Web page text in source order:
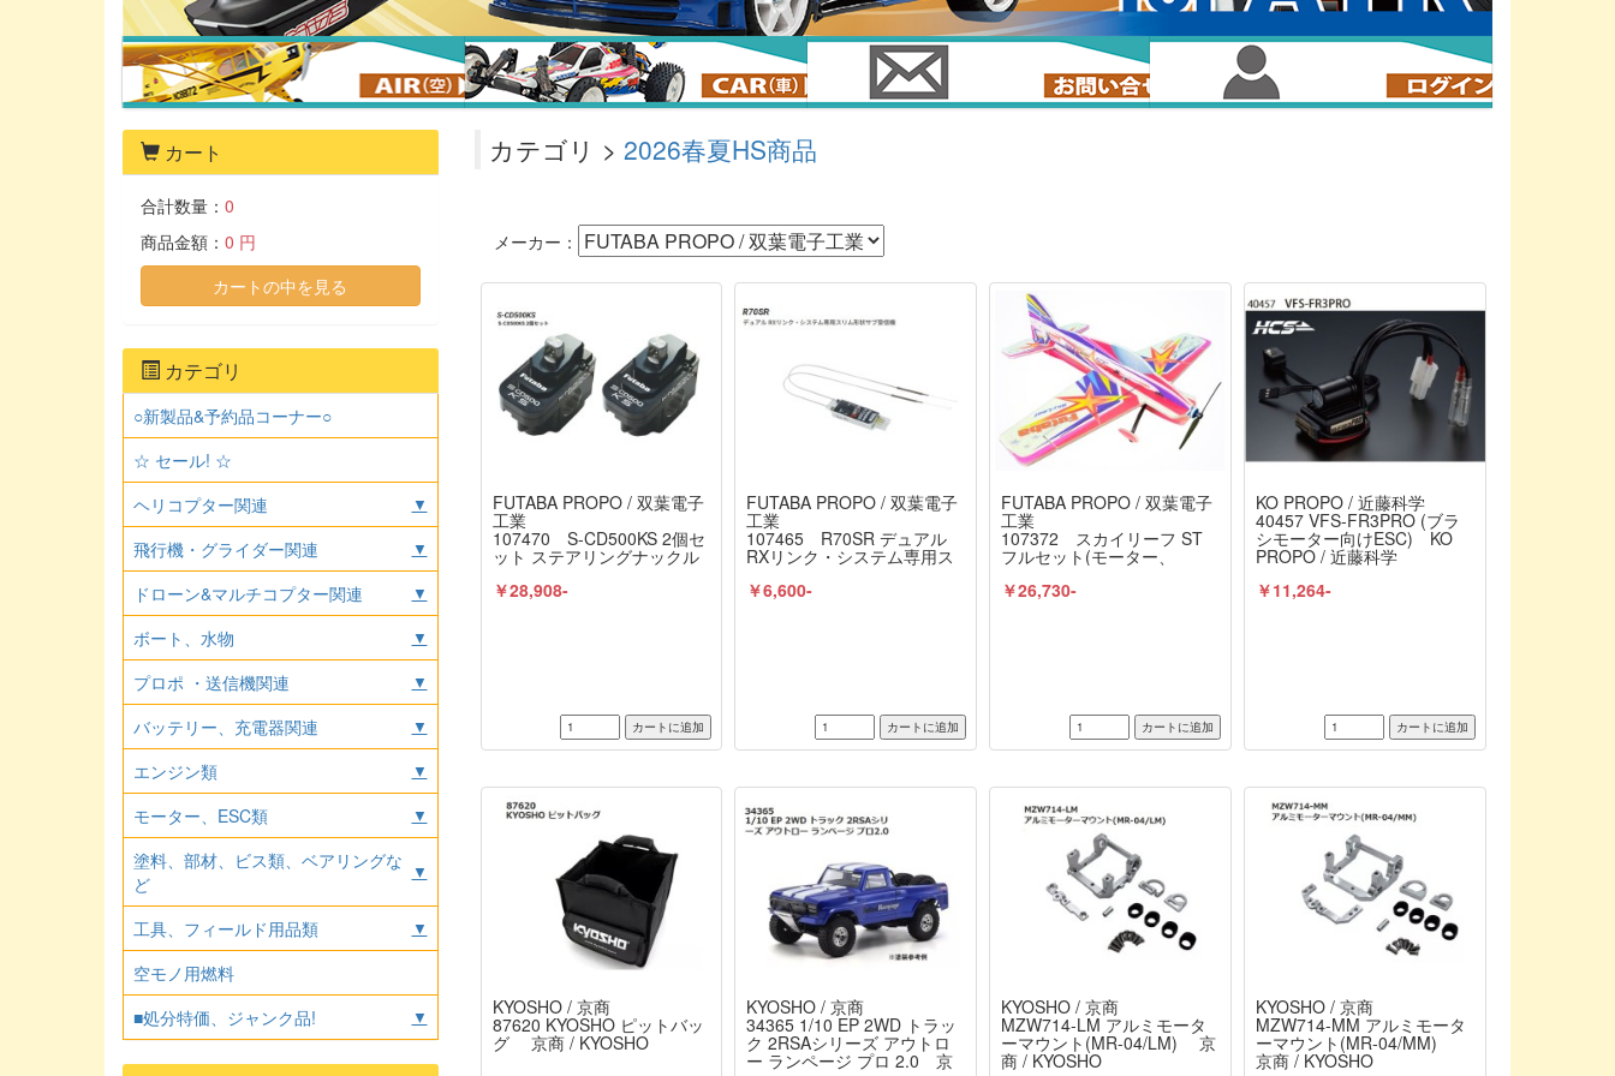
カテゴリ > 2026春夏HS商品
メーカー：
FUTABA PROPO / 双葉電子
工業
107470 S-CD500KS 2個セ
ット ステアリングナックル
FUTABA
￥28,908-
FUTABA PROPO / 双葉電子
工業
107465 R70SR デュアル
RXリンク・システム専用ス
￥6,600-
FUTABA PROPO / 双葉電子
工業
107372 スカイリーフ ST
フルセット(モーター、
￥26,730-
KO PROPO / 近藤科学
40457 VFS-FR3PRO (ブラ
シモーター向けESC) KO
PROPO / 近藤科学
￥11,264-
KYOSHO / 京商
87620 KYOSHO ピットバッ
グ 京商 / KYOSHO
KYOSHO / 京商
34365 1/10 EP 2WD トラッ
ク 2RSAシリーズ アウトロ
ー ランページ プロ 2.0 京
KYOSHO / 京商
MZW714-LM アルミモータ
ーマウント(MR-04/LM) 京
商 / KYOSHO
KYOSHO / 京商
MZW714-MM アルミモータ
ーマウント(MR-04/MM)
京商 / KYOSHO
カート
合計数量： 0
商品金額： 0 円
カートの中を見る
カテゴリ
○新製品&予約品コーナー○
☆ セール! ☆
ヘリコプター関連
▼
飛行機・グライダー関連 ▼
ドローン&マルチコプター関連 ▼
ボート、水物 ▼
プロポ ・送信機関連 ▼
バッテリー、充電器関連 ▼
エンジン類 ▼
モーター、ESC類 ▼
塗料、部材、ビス類、ベアリングな
ど
▼
工具、フィールド用品類 ▼
空モノ用燃料
■処分特価、ジャンク品!
▼